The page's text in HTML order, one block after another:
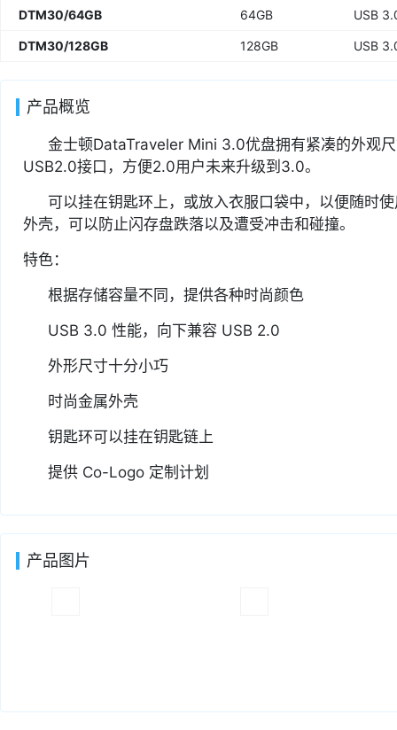
DTM30/64GB 64GB USB
DTM30/128GB 128GB USB
产品概览
金士顿DataTraveler Mini 3.0优盘拥有紧凑的外观
USB2.0接口，方便2.0用户未来升级到3.0。
可以挂在钥匙环上，或放入衣服口袋中，以便随时
外壳，可以防止闪存盘跌落以及遭受冲击和碰撞。
特色：
根据存储容量不同，提供各种时尚颜色
USB 3.0 性能，向下兼容 USB 2.0
外形尺寸十分小巧
时尚金属外壳
钥匙环可以挂在钥匙链上
提供 Co-Logo 定制计划
产品图片